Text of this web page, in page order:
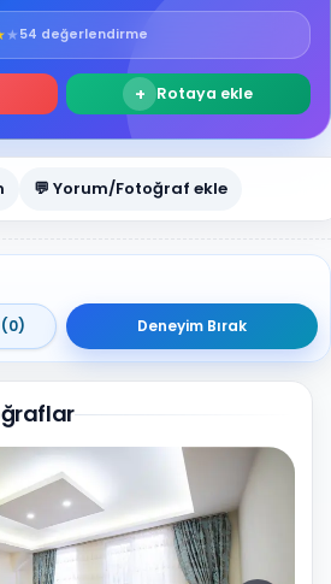
★ 54 değerlendirme
+ Rotaya ekle
💬 Yorum/Fotoğraf ekle
(0)
Deneyim Bırak
8 Fotoğraf